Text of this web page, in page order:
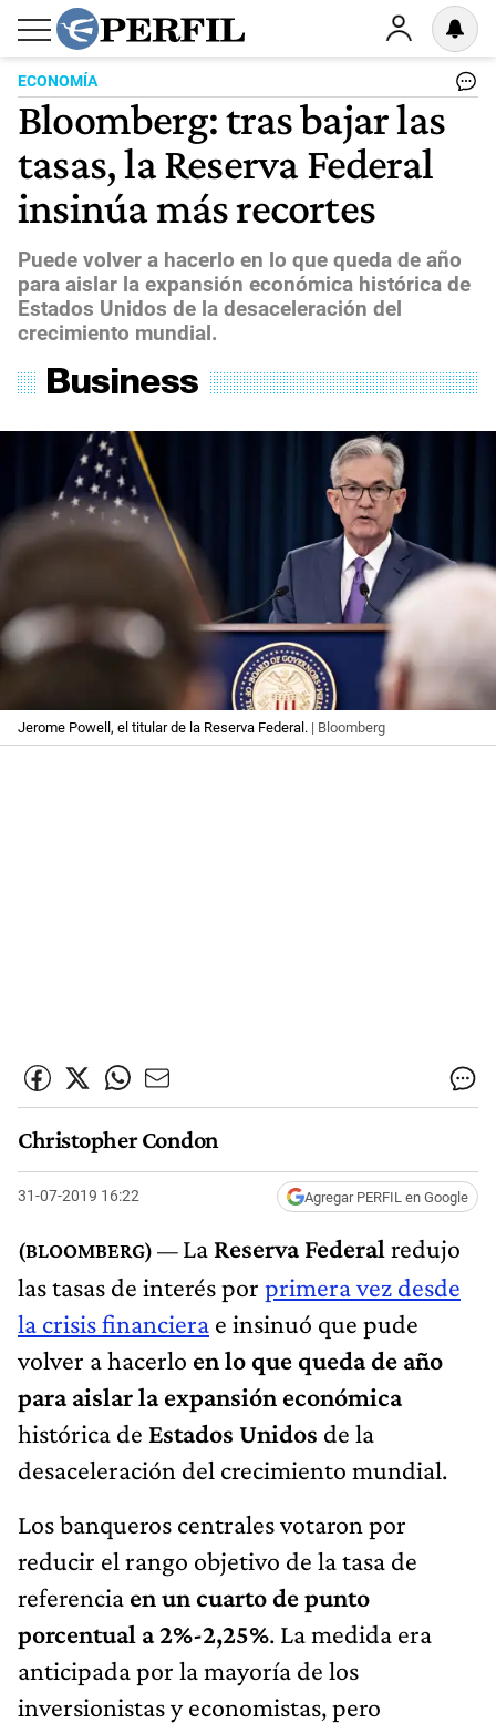
ECONOMÍA
Bloomberg: tras bajar las
tasas, la Reserva Federal
insinúa más recortes
Puede volver a hacerlo en lo que queda de año
para aislar la expansión económica histórica de
Estados Unidos de la desaceleración del
crecimiento mundial.
Jerome Powell, el titular de la Reserva Federal. | Bloomberg
Christopher Condon
31-07-2019 16:22 Agregar PERFIL en Google
La Reserva Federal redujo
las tasas de interés por primera vez desde
la crisis financiera e insinuó que pude
volver a hacerlo en lo que queda de año
para aislar la expansión económica
histórica de Estados Unidos de la
desaceleración del crecimiento mundial.
Los banqueros centrales votaron por
reducir el rango objetivo de la tasa de
referencia en un cuarto de punto
porcentual a 2%-2,25%. La medida era
anticipada por la mayoría de los
inversionistas y economistas, pero